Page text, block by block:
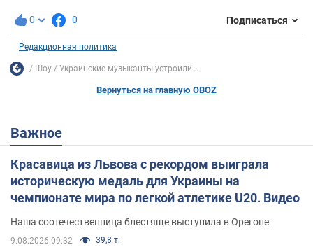
0 0 Подписаться
Редакционная политика
Шоу Украинские музыканты устроили...
Вернуться на главную OBOZ
Важное
Красавица из Львова с рекордом выиграла
историческую медаль для Украины на
чемпионате мира по легкой атлетике U20. Видео
Наша соотечественница блестяще выступила в Орегоне
9.08.2026 09:32 39,8 т.